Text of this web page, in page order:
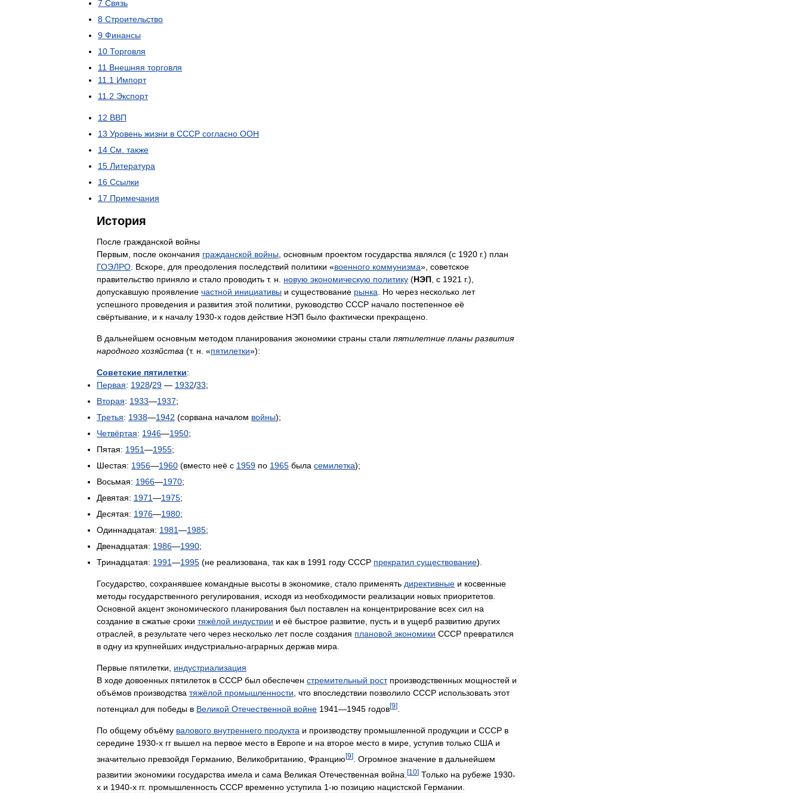
7 Связь
8 Строительство
9 Финансы
10 Торговля
11 Внешняя торговля
11.1 Импорт
11.2 Экспорт
12 ВВП
13 Уровень жизни в СССР согласно ООН
14 См. также
15 Литература
16 Ссылки
17 Примечания
История
После гражданской войны
Первым, после окончания гражданской войны, основным проектом государства являлся (с 1920 г.) план
ГОЭЛРО. Вскоре, для преодоления последствий политики «военного коммунизма», советское
правительство приняло и стало проводить т. н. новую экономическую политику (НЭП, с 1921 г.),
допускавшую проявление частной инициативы и существование рынка. Но через несколько лет
успешного проведения и развития этой политики, руководство СССР начало постепенное её
свёртывание, и к началу 1930-х годов действие НЭП было фактически прекращено.
В дальнейшем основным методом планирования экономики страны стали пятилетние планы развития
народного хозяйства (т. н. «пятилетки»):
Советские пятилетки:
Первая: 1928/29 — 1932/33;
Вторая: 1933—1937;
Третья: 1938—1942 (сорвана началом войны);
Четвёртая: 1946—1950;
Пятая: 1951—1955;
Шестая: 1956—1960 (вместо неё с 1959 по 1965 была семилетка);
Восьмая: 1966—1970;
Девятая: 1971—1975;
Десятая: 1976—1980;
Одиннадцатая: 1981—1985;
Двенадцатая: 1986—1990;
Тринадцатая: 1991—1995 (не реализована, так как в 1991 году СССР прекратил существование).
Государство, сохранявшее командные высоты в экономике, стало применять директивные и косвенные
методы государственного регулирования, исходя из необходимости реализации новых приоритетов.
Основной акцент экономического планирования был поставлен на концентрирование всех сил на
создание в сжатые сроки тяжёлой индустрии и её быстрое развитие, пусть и в ущерб развитию других
отраслей, в результате чего через несколько лет после создания плановой экономики СССР превратился
в одну из крупнейших индустриально-аграрных держав мира.
Первые пятилетки, индустриализация
В ходе довоенных пятилеток в СССР был обеспечен стремительный рост производственных мощностей и
объёмов производства тяжёлой промышленности, что впоследствии позволило СССР использовать этот
потенциал для победы в Великой Отечественной войне 1941—1945 годов[9]
По общему объёму валового внутреннего продукта и производству промышленной продукции и СССР в
середине 1930-х гг вышел на первое место в Европе и на второе место в мире уступив только США и
значительно превзойдя Германию Великобританию Францию[9] Огромное значение в дальнейшем
развитии экономики государства имела и сама Великая Отечественная война [10] Только на рубеже 1930-
х и 1940-х гг. промышленность СССР временно уступила 1-ю позицию нацистской Германии.